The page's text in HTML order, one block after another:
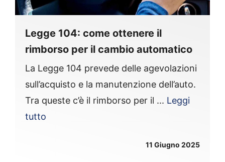
Legge 104: come ottenere il
rimborso per il cambio automatico
La Legge 104 prevede delle agevolazioni
sull’acquisto e la manutenzione dell’auto.
Tra queste c’è il rimborso per il ... Leggi
tutto
11 Giugno 2025